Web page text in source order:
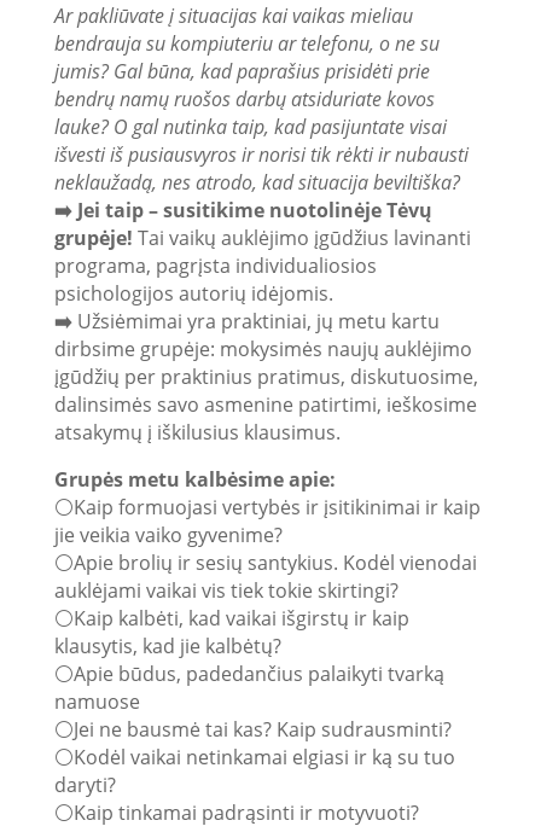
Ar pakliūvate į situacijas kai vaikas mieliau
bendrauja su kompiuteriu ar telefonu, o ne su
jumis? Gal būna, kad paprašius prisidėti prie
bendrų namų ruošos darbų atsiduriate kovos
lauke? O gal nutinka taip, kad pasijuntate visai
išvesti iš pusiausvyros ir norisi tik rėkti ir nubausti
neklaužadą, nes atrodo, kad situacija beviltiška?
➡️ Jei taip – susitikime nuotolinėje Tėvų
grupėje! Tai vaikų auklėjimo įgūdžius lavinanti
programa, pagrįsta individualiosios
psichologijos autorių idėjomis.
➡️ Užsiėmimai yra praktiniai, jų metu kartu
dirbsime grupėje: mokysimės naujų auklėjimo
įgūdžių per praktinius pratimus, diskutuosime,
dalinsimės savo asmenine patirtimi, ieškosime
atsakymų į iškilusius klausimus.
Grupės metu kalbėsime apie:
⚪️Kaip formuojasi vertybės ir įsitikinimai ir kaip
jie veikia vaiko gyvenime?
⚪️Apie brolių ir sesių santykius. Kodėl vienodai
auklėjami vaikai vis tiek tokie skirtingi?
⚪️Kaip kalbėti, kad vaikai išgirstų ir kaip
klausytis, kad jie kalbėtų?
⚪️Apie būdus, padedančius palaikyti tvarką
namuose
⚪️Jei ne bausmė tai kas? Kaip sudrausminti?
⚪️Kodėl vaikai netinkamai elgiasi ir ką su tuo
daryti?
⚪️Kaip tinkamai padrąsinti ir motyvuoti?